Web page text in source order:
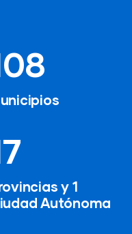
y 1
Autónoma